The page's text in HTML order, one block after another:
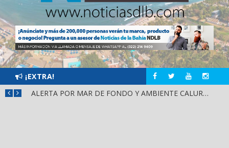
¡EXTRA!
ALERTA POR MAR DE FONDO Y AMBIENTE CALUROSO EN BAHÍA DE BANDERAS